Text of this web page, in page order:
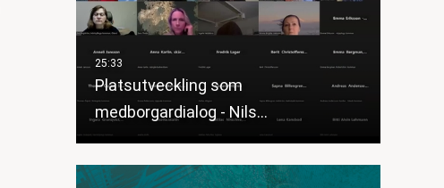
Platsutveckling som
medborgardialog - Nils…